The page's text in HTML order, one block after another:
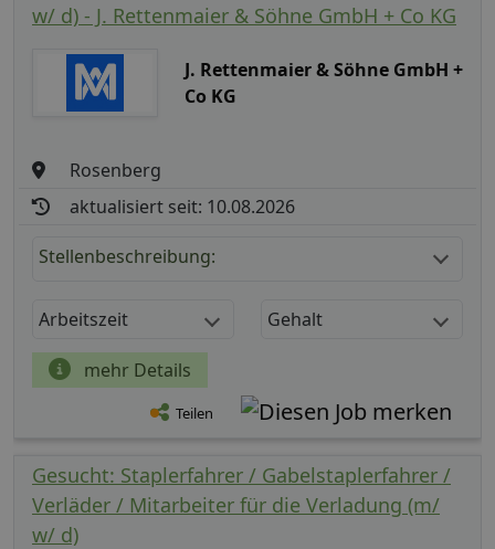
w/ d) - J. Rettenmaier & Söhne GmbH + Co KG
J. Rettenmaier & Söhne GmbH +
Co KG
Rosenberg
aktualisiert seit: 10.08.2026
Stellenbeschreibung:
Arbeitszeit Gehalt
mehr Details
Teilen
Gesucht: Staplerfahrer / Gabelstaplerfahrer /
Verläder / Mitarbeiter für die Verladung (m/
w/ d)